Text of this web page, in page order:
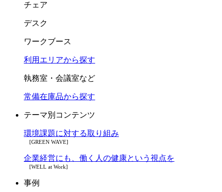
チェア
デスク
ワークブース
利用エリアから探す
執務室・会議室など
常備在庫品から探す
テーマ別コンテンツ
環境課題に対する取り組み
[GREEN WAVE]
企業経営にも、働く人の健康という視点を
[WELL at Work]
事例